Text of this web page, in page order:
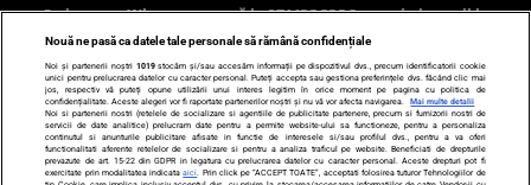
Scrie-ne pe Whatsapp, sună la 0741226226 sau trimite mail la
pont@cancan.ro
Știri interne Știri externe
Politică
Ultimele stiri
Diete Insula Iubirii Dictionar de vise
LIFE STYLE
Horoscop
Nouă ne pasă ca datele tale personale să rămână confidențiale
Noi și partenerii noștri 1019stocăm și/sau accesăm informații pe dispozitivul dvs., precum identificatorii cookie
unici pentru prelucrarea datelor cu caracter personal. Puteți accepta sau gestiona preferințele dvs. făcând clic mai
jos, respectiv vă puteți opune utilizării unui interes legitim în orice moment pe pagina cu politica de
confidențialitate. Aceste alegeri vor fi raportate partenerilor noștri și nu vă vor afecta navigarea.
Mai multe detalii
Noi si partenerii nostri (retelele de socializare si agentiile de publicitate partenere, precum si furnizorii nostri de
servicii de date analitice) prelucram date pentru a permite website-ului sa functioneze, pentru a personaliza
continutul si anunturile publicitare afisate in functie de interesele si/sau profilul dvs., pentru a va oferi
functionalitati aferente retelelor de socializare si pentru a analiza traficul pe website. Beneficiati de drepturile
prevazute de art. 15-22 din GDPR in legatura cu prelucrarea datelor cu caracter personal. Aceste drepturi pot fi
exercitate prin modalitatea indicataaici . Prin click pe “ACCEPT TOATE”, acceptati folosirea tuturor Tehnologiilor de